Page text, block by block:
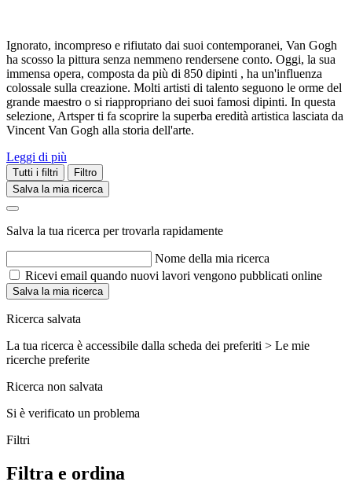
Ignorato, incompreso e rifiutato dai suoi contemporanei, Van Gogh
ha scosso la pittura senza nemmeno rendersene conto. Oggi, la sua
immensa opera, composta da più di 850 dipinti , ha un'influenza
colossale sulla creazione. Molti artisti di talento seguono le orme del
grande maestro o si riappropriano dei suoi famosi dipinti. In questa
selezione, Artsper ti fa scoprire la superba eredità artistica lasciata da
Vincent Van Gogh alla storia dell'arte.
Leggi di più
Tutti i filtri
Filtro
Salva la mia ricerca
Salva la tua ricerca per trovarla rapidamente
Nome della mia ricerca
Ricevi email quando nuovi lavori vengono pubblicati online
Salva la mia ricerca
Ricerca salvata
La tua ricerca è accessibile dalla scheda dei preferiti > Le mie
ricerche preferite
Ricerca non salvata
Si è verificato un problema
Filtri
Filtra e ordina